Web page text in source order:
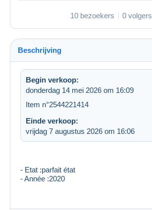
10 bezoekers 0 volgers
Beschrijving
Begin verkoop:
donderdag 14 mei 2026 om 16:09
Item n°2544221414
Einde verkoop:
vrijdag 7 augustus 2026 om 16:06
- Etat :parfait état
- Année :2020